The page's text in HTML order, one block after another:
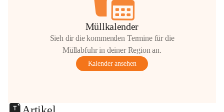
Müllkalender
Sieh dir die kommenden Termine für die
Müllabfuhr in deiner Region an.
Kalender ansehen